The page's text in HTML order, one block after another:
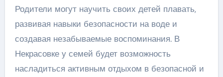
Родители могут научить своих детей плавать,
развивая навыки безопасности на воде и
создавая незабываемые воспоминания. В
Некрасовке у семей будет возможность
насладиться активным отдыхом в безопасной и